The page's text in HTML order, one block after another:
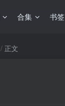
合集 书签
正文